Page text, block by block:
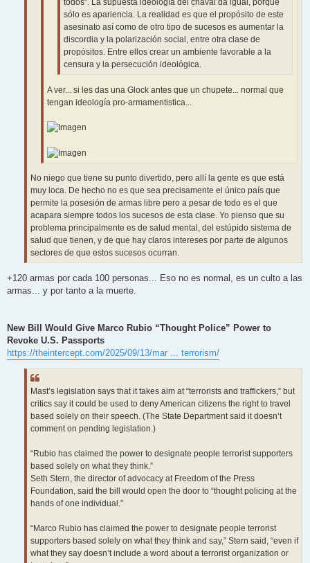
todos". La supuesta ideología del chaval da igual, porque
sólo es apariencia. La realidad es que el propósito de este
asesinato así como de otro tipo de sucesos es aumentar la
discordia y la polarización social, entre otra clase de
propósitos. Entre ellos crear un ambiente favorable a la
censura y la persecución ideológica.
A ver... si les das una Glock antes que un chupete... normal que
tengan ideología pro-armamentistica...
No niego que tiene su punto divertido, pero allí la gente es que está
muy loca. De hecho no es que sea precisamente el único país que
permite la posesión de armas libre pero a pesar de todo es el que
acapara siempre todos los sucesos de esta clase. Yo pienso que su
problema principalmente es de salud mental, del estúpido sistema de
salud que tienen, y de que hay claros intereses por parte de algunos
sectores de que estos sucesos ocurran.
+120 armas por cada 100 personas... Eso no es normal, es un culto a las
armas... y por tanto a la muerte.
New Bill Would Give Marco Rubio “Thought Police” Power to
Revoke U.S. Passports
https://theintercept.com/2025/09/13/mar ... terrorism/
Mast’s legislation says that it takes aim at “terrorists and traffickers,” but
critics say it could be used to deny American citizens the right to travel
based solely on their speech. (The State Department said it doesn’t
comment on pending legislation.)
“Rubio has claimed the power to designate people terrorist supporters
based solely on what they think.”
Seth Stern, the director of advocacy at Freedom of the Press
Foundation, said the bill would open the door to “thought policing at the
hands of one individual.”
“Marco Rubio has claimed the power to designate people terrorist
supporters based solely on what they think and say,” Stern said, “even if
what they say doesn’t include a word about a terrorist organization or